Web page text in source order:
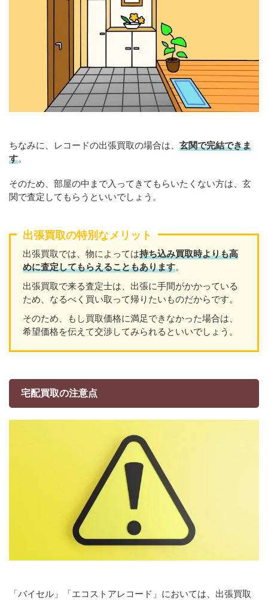
ちなみに、レコードの出張買取の場合は、 玄関で完結できま
す。
そのため、部屋の中まで入ってきてもらいたくない方は、玄
関で査定してもらうといいでしょう。
出張買取の特別なメリット
出張買取では、物によっては持ち込み買取時よりも高
めに査定してもらえることもあります。
出張買取で来る査定士は、出張に手間がかかっている
ため、なるべく買い取って帰りたいものだからです。
そのため、もし買取価格に満足できなかった場合は、
希望価格を伝えて交渉してみられるといいでしょう。
宅配買取の注意点
「バイセル」「エコストアレコード」においては、出張買取